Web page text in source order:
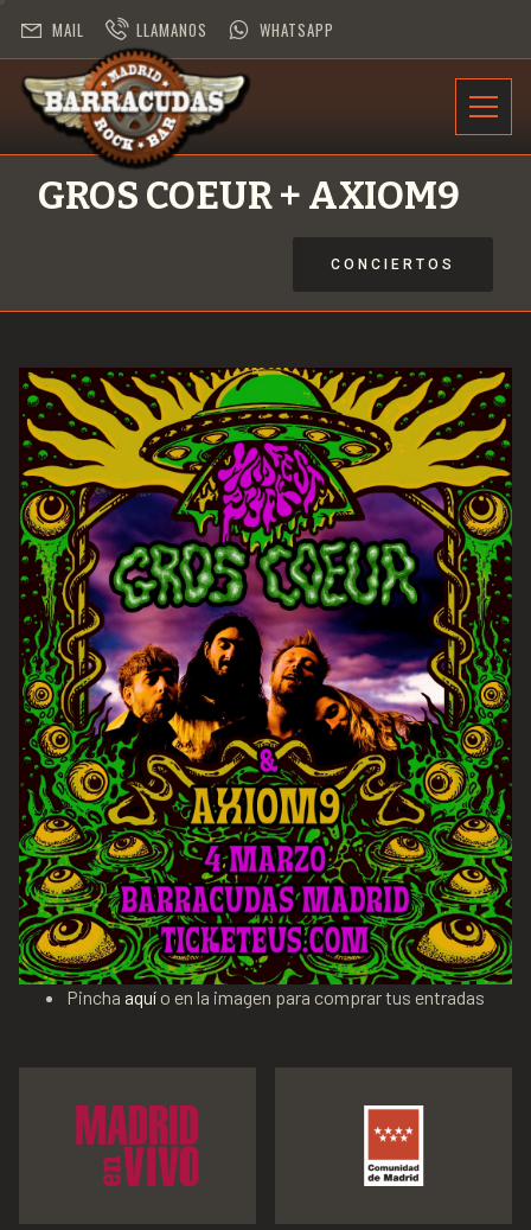
MAIL LLAMANOS WHATSAPP
GROS COEUR + AXIOM9
CONCIERTOS
Pincha aquí o en la imagen para comprar tus entradas
PROGRAMACIÓN
CONTRATACIÓN